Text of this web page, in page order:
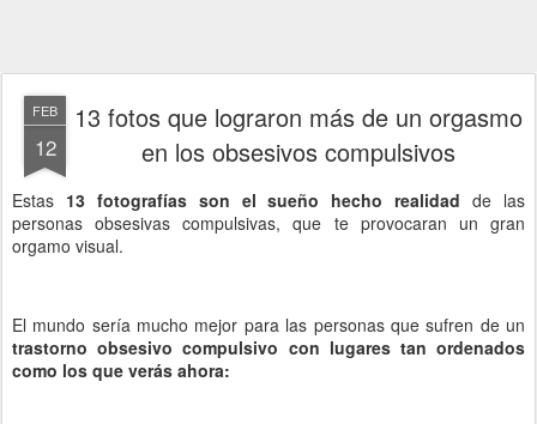
FEB
12
13 fotos que lograron más de un orgasmo
en los obsesivos compulsivos
Estas 13 fotografías son el sueño hecho realidad de las
personas obsesivas compulsivas, que te provocaran un gran
orgamo visual.
El mundo sería mucho mejor para las personas que sufren de un
trastorno obsesivo compulsivo con lugares tan ordenados
como los que verás ahora: